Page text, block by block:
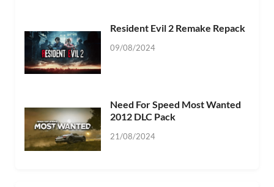
Resident Evil 2 Remake Repack
09/08/2024
Need For Speed Most Wanted
2012 DLC Pack
21/08/2024